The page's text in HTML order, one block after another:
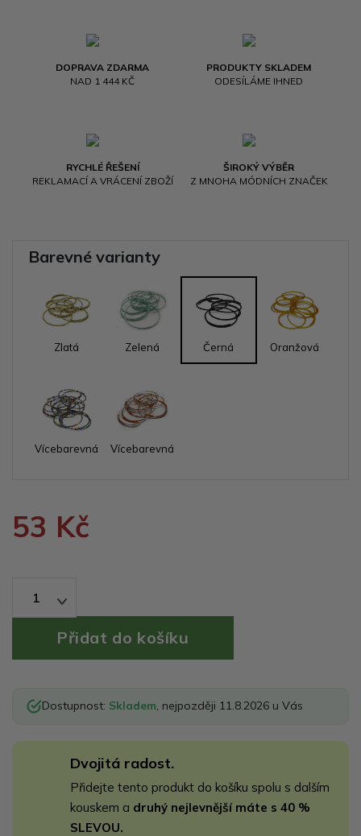
DOPRAVA ZDARMA
NAD 1 444 KČ
PRODUKTY SKLADEM
ODESÍLÁME IHNED
RYCHLÉ ŘEŠENÍ
REKLAMACÍ A VRÁCENÍ ZBOŽÍ
ŠIROKÝ VÝBĚR
Z MNOHA MÓDNÍCH ZNAČEK
Barevné varianty
Zlatá Zelená Černá Oranžová
Vícebarevná Vícebarevná
53 Kč
1
Dostupnost: Skladem, nejpozději 11.8.2026 u Vás
Dvojitá radost.
Přidejte tento produkt do košíku spolu s dalším
kouskem a druhý nejlevnější máte s 40 %
SLEVOU.